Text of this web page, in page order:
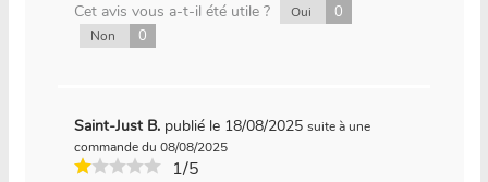
Cet avis vous a-t-il été utile ?
Oui 0
Non 0
Saint-Just B. publié le 18/08/2025 suite à une
commande du 08/08/2025
1/5